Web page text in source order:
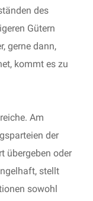
des
Gütern
gerne dann,
kommt es zu
Am
der
übergeben oder
stellt
sowohl